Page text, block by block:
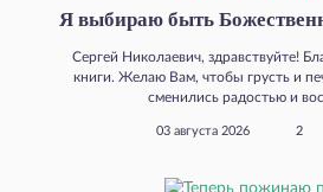
Я выбираю быть
Сергей Николаевич, здравствуйте!
книги. Желаю Вам, чтобы грусть и
сменились радостью и
03 августа 2026 2